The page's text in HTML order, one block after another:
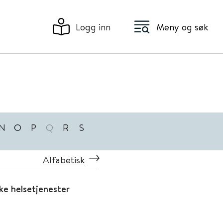
Logg inn Meny og søk
O P Q R S
Alfabetisk
helsetjenester